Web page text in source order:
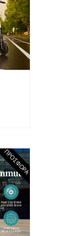
ΠΡΟΣΦΟΡΆ